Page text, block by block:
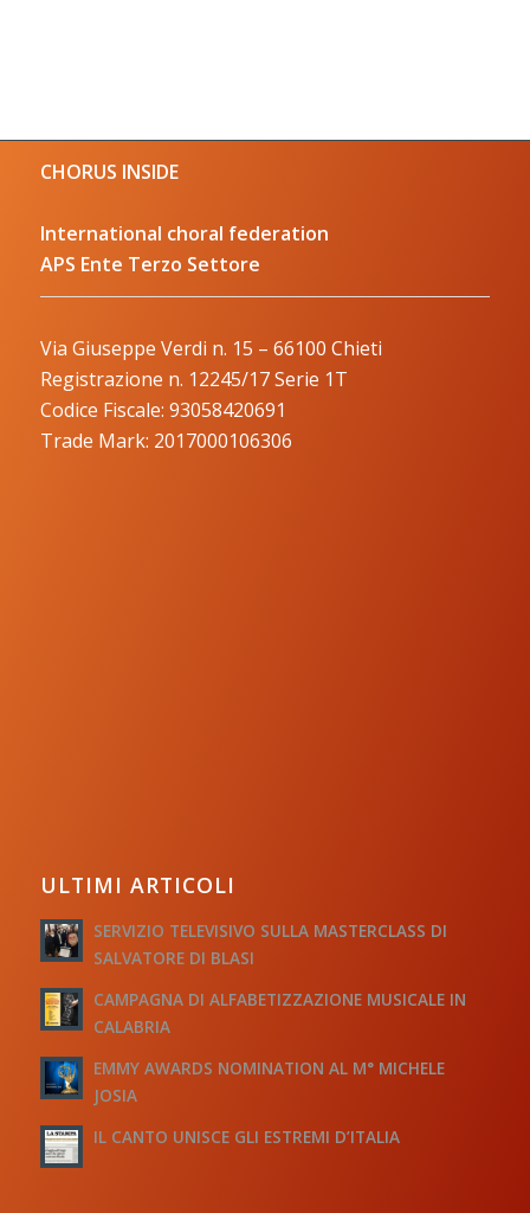
CHORUS INSIDE
International choral federation
APS Ente Terzo Settore
Via Giuseppe Verdi n. 15 – 66100 Chieti
Registrazione n. 12245/17 Serie 1T
Codice Fiscale: 93058420691
Trade Mark: 2017000106306
ULTIMI ARTICOLI
SERVIZIO TELEVISIVO SULLA MASTERCLASS DI
SALVATORE DI BLASI
CAMPAGNA DI ALFABETIZZAZIONE MUSICALE IN
CALABRIA
EMMY AWARDS NOMINATION AL M° MICHELE
JOSIA
IL CANTO UNISCE GLI ESTREMI D’ITALIA